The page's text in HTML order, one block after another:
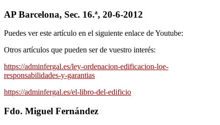
AP Barcelona, Sec. 16.ª, 20-6-2012
Puedes ver este artículo en el siguiente enlace de Youtube:
Otros artículos que pueden ser de vuestro interés:
https://adminfergal.es/ley-ordenacion-edificacion-loe-
responsabilidades-y-garantias
https://adminfergal.es/el-libro-del-edificio
Fdo. Miguel Fernández